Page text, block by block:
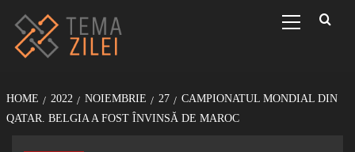
conținut
Menu
HOME 2022 NOIEMBRIE 27
CAMPIONATUL MONDIAL DIN
QATAR. BELGIA A FOST ÎNVINSĂ DE MAROC